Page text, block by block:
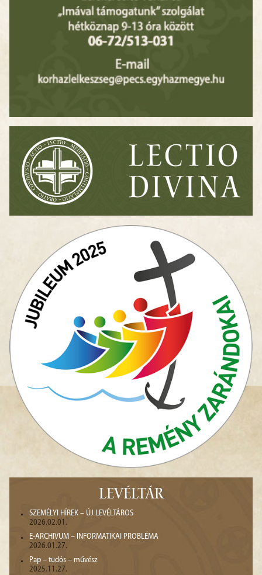
LEVÉLTÁR
SZEMÉLYI HÍREK – ÚJ LEVÉLTÁROS
2026.02.01.
E-ARCHIVUM – INFORMATIKAI PROBLÉMA
2026.01.27.
Pap – tudós – művész
2025.11.27.